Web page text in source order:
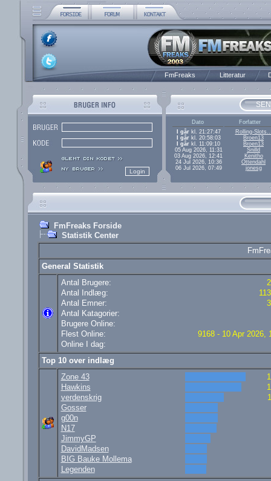
FmFreaks Litteratur
Dato
Forfatter
I gårkl. 21:27:47
Rolling-
I gårkl. 20:58:03
Broen13
I går kl. 11:09:10
Broen13
05 Aug 2026, 11:31
Snilld
03 Aug 2026, 12:41
Kenitho
24 Jul 2026, 10:36
Ottendahl
06 Jul 2026, 07:49
jonesg
FmFreaks Forside
Statistik Center
General Statistik
Antal Brugere:
Antal Indlæg:
Antal Emner:
Antal Katagorier:
Brugere Online:
Flest Online:
9168 - 10 Apr 2026,
Online I dag:
Top 10 over indlæg
Zone 43
Hawkins
verdenskrig
Gosser
g00n
N17
JimmyGP
DavidMadsen
BIG Bauke Mollema
Legenden